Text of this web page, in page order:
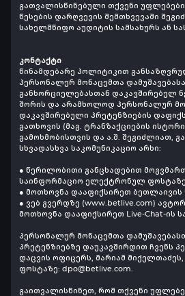
გათვალისწინებული თქვენი
წესების დარღვევის შემთხვევაში
სახელმწიფო აუდიტის სამსახურს ან
კონტაქტი
წინამდებარე პოლიტიკით
პერსონალურ მონაცემთა
განხორციელებასთან დაკავშირებულ
შორის და არამხოლოდ პერსონალურ
დაკავშირებული პრეტენზიების
გათხოვის (მაგ. ტრანზაქციების
გამოხმობისთვის და ა.შ. შეგიძლიათ,
სხვადასხვა საკომუნიკაციო არხი:
● წერილობითი განცხადებით
საინფორმაციო ელექტრონულ ფოსტაზე
● მოთხოვნა დააფიქსირეთ ბეთლაივის
● ვებ გვერდზე (www.betlive.com)
მოთხოვნა დააფიქსირეთ Live-Chat-ის
პერსონალურ მონაცემთა
პრეტენზიებზე დაუკავშირდით ჩვენს
დაცვის ოფიცერს, მარიამ
ფოსტაზე: dpo@betlive.com.
გაითვალისწინეთ, რომ თქვენი